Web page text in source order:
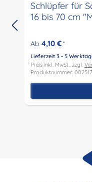
Schlüpfer für
16
Ab 4,10 € *
Lieferzeit 3 - 5
Preis inkl. MwSt., zzgl.
Produktnummer: